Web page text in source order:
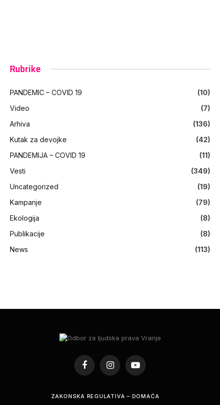
Rubrike
PANDEMIC – COVID 19
(10)
Video
(7)
Arhiva
(136)
Kutak za devojke
(42)
PANDEMIJA – COVID 19
(11)
Vesti
(349)
Uncategorized
(19)
Kampanje
(79)
Ekologija
(8)
Publikacije
(8)
News
(113)
FacebookInstagramYouTube
ZAKONSKA REGULATIVA – DOMAĆA